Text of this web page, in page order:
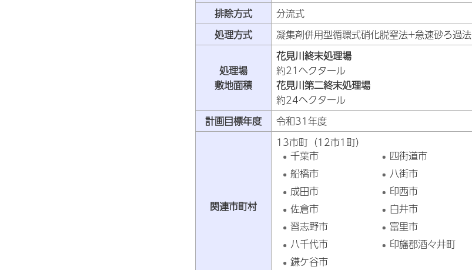
排除方式
分流式
処理方式
凝集剤併用型循環式硝化脱窒法+急速砂ろ過法
処理場
敷地面積
花見川終末処理場
約21ヘクタール
花見川第二終末処理場
約24ヘクタール
計画目標年度
令和31年度
関連市町村
13市町（12市1町）
千葉市
船橋市
成田市
佐倉市
習志野市
八千代市
鎌ケ谷市
四街道市
八街市
印西市
白井市
富里市
印旛郡酒々井町